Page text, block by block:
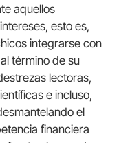
aquellos
esto es,
integrarse con
término de su
lectoras,
e incluso,
el
financiera